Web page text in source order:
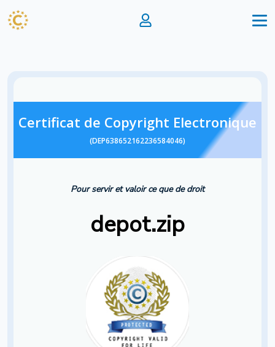
Certificat de Copyright Electronique
(DEP638652162236584046)
Pour servir et valoir ce que de droit
depot.zip